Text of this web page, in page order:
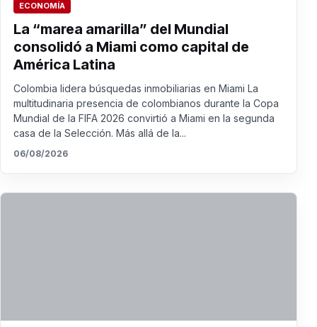
ECONOMÍA
La “marea amarilla” del Mundial
consolidó a Miami como capital de
América Latina
Colombia lidera búsquedas inmobiliarias en Miami La
multitudinaria presencia de colombianos durante la Copa
Mundial de la FIFA 2026 convirtió a Miami en la segunda
casa de la Selección. Más allá de la...
06/08/2026